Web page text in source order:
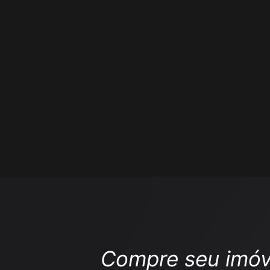
Compre seu